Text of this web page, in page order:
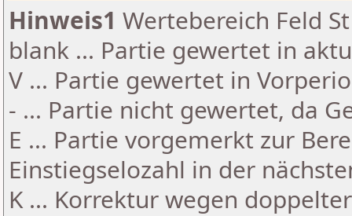
Hinweis1 Wertebereich Feld
blank ... Partie gewertet in
V ... Partie gewertet in
- ... Partie nicht gewertet, da
E ... Partie vorgemerkt zur
Einstiegselozahl in der
K ... Korrektur wegen